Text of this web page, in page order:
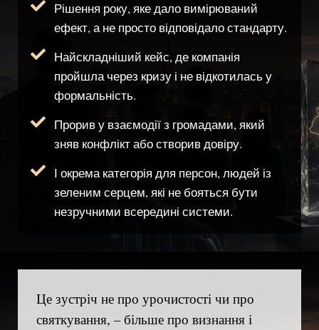
Рішення року, яке дало вимірюваний
ефект, а не просто відповідало стандарту.
Найскладніший кейс, де компанія
пройшла через кризу і не відкотилась у
формальність.
Прорив у взаємодії з громадами, який
зняв конфлікт або створив довіру.
І окрема категорія для персон, людей із
зеленим серцем, які не бояться бути
незручними всередині системи.
Це зустріч не про урочистості чи про
святкування, – більше про визнання і